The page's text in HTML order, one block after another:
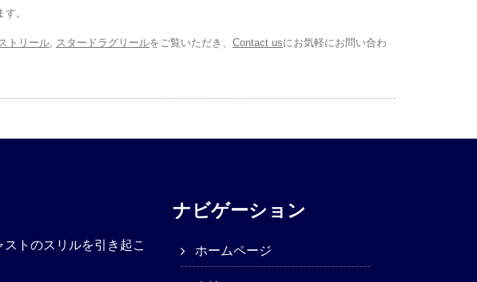
。
トリール, スタードラグリールをご覧いただき、 Contact usにお気軽にお問い合わ
トのスリルを引き起こ
ナビゲーション
ホームページ